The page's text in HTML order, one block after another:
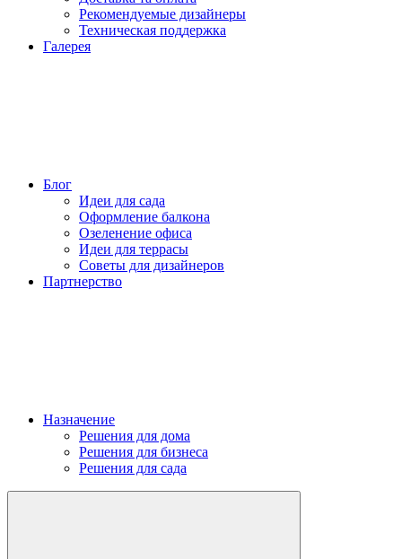
Рекомендуемые дизайнеры
Техническая поддержка
Галерея
Блог
Идеи для сада
Оформление балкона
Озеленение офиса
Идеи для террасы
Советы для дизайнеров
Партнерство
Назначение
Решения для дома
Решения для бизнеса
Решения для сада